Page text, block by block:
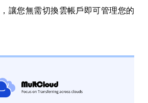
讓您無需切換雲帳戶即可管理您的